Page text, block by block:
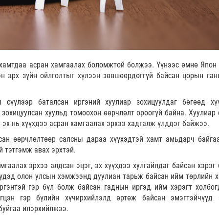
асран хамгаалах боломжтой болжээ. Үүнээс өмнө Япон
эрх зүйн ойлголтыг хүлээн зөвшөөрдөггүй байсан цорын
баталсан иргэний хуулиар зохицуулдаг бөгөөд
хуульд томоохон өөрчлөлт ороогүй байна. Хуулиар
нь хүүхдээ асран хамгаалах эрхээ хадгалж үлддэг байжээ.
өөрчлөлтөөр салсны дараа хүүхэдтэй хамт амьдарч
тэтгэмж авах эрхтэй.
эрхээ алдсан эцэг, эх хүүхдээ хулгайлдаг байсан хэрэг
олон улсын хэмжээнд дуулиан тарьж байсан ийм төрлийн
гэр бүл болж байсан гаднын иргэд ийм хэрэгт
гэр бүлийн хүчирхийлэлд өртөж байсан эмэгтэйчүүд
илэрхийлжээ.